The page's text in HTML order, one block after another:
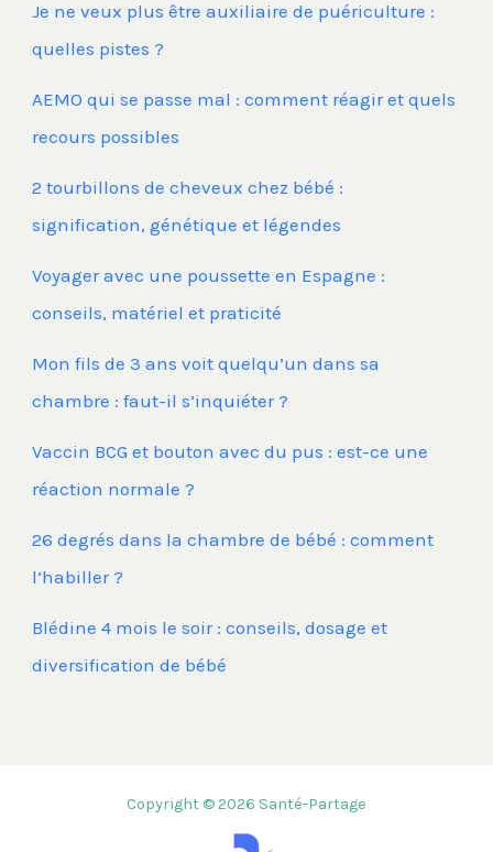
Je ne veux plus être auxiliaire de puériculture :
quelles pistes ?
AEMO qui se passe mal : comment réagir et quels
recours possibles
2 tourbillons de cheveux chez bébé :
signification, génétique et légendes
Voyager avec une poussette en Espagne :
conseils, matériel et praticité
Mon fils de 3 ans voit quelqu’un dans sa
chambre : faut-il s’inquiéter ?
Vaccin BCG et bouton avec du pus : est-ce une
réaction normale ?
26 degrés dans la chambre de bébé : comment
l’habiller ?
Blédine 4 mois le soir : conseils, dosage et
diversification de bébé
Copyright © 2026 Santé-Partage